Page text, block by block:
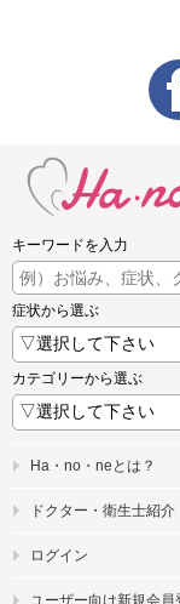
キーワードを入力
症状から選ぶ
カテゴリーから選ぶ
Ha・no・neとは？
ドクター・衛生士紹介
ログイン
ユーザー向け新規会員